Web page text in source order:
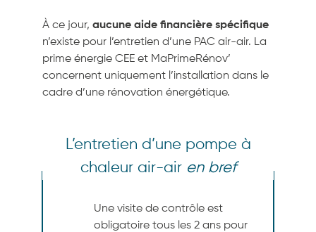
À ce jour, aucune aide financière spécifique
n’existe pour l’entretien d’une PAC air-air. La
prime énergie CEE et MaPrimeRénov’
concernent uniquement l’installation dans le
cadre d’une rénovation énergétique.
L’entretien d’une pompe à
chaleur air-air en bref
Une visite de contrôle est
obligatoire tous les 2 ans pour